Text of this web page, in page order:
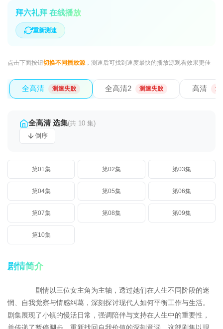
拜六礼拜 在线播放
重新测速
点击下面按钮切换不同播放源，测速后可找到速度最快的播放源观看效果更佳
全高清 测速失败 全高清2 测速失败 高清 测
全高清 选集(共 10 集)
倒序
第01集 第02集 第03集
第04集 第05集 第06集
第07集 第08集 第09集
第10集
剧情简介
剧情以三位女主角为主轴，透过她们在人生不同阶段的迷
惘、自我觉察与情感纠葛，深刻探讨现代人如何平衡工作与生活。
剧集展现了小镇的慢活日常，强调陪伴与支持在人生中的重要性，